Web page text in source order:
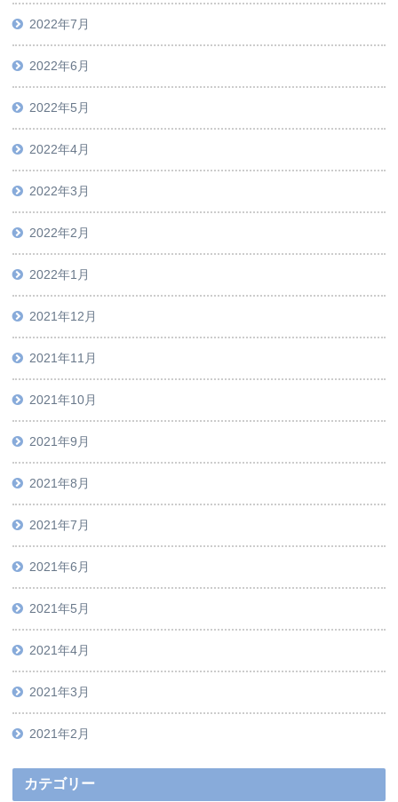
2022年7月
2022年6月
2022年5月
2022年4月
2022年3月
2022年2月
2022年1月
2021年12月
2021年11月
2021年10月
2021年9月
2021年8月
2021年7月
2021年6月
2021年5月
2021年4月
2021年3月
2021年2月
カテゴリー